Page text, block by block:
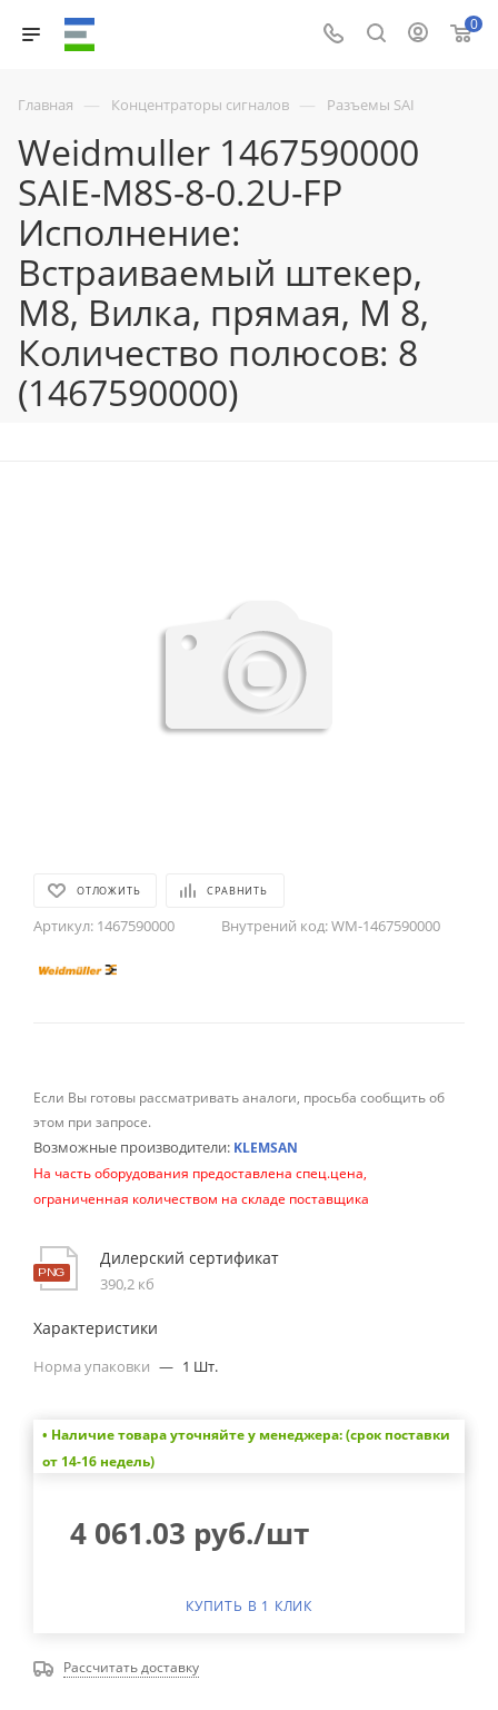
0
Главная — Концентраторы сигналов — Разъемы SAI
Weidmuller 1467590000
SAIE-M8S-8-0.2U-FP
Исполнение:
Встраиваемый штекер,
M8, Вилка, прямая, M 8,
Количество полюсов: 8
(1467590000)
ОТЛОЖИТЬ СРАВНИТЬ
Артикул: 1467590000 Внутрений код:WM-1467590000
Если Вы готовы рассматривать аналоги, просьба сообщить об
этом при запросе.
Возможные производители: KLEMSAN
На часть оборудования предоставлена спец.цена,
ограниченная количеством на складе поставщика
Дилерский сертификат
390,2 кб
Характеристики
Норма упаковки — 1 Шт.
• Наличие товара уточняйте у менеджера: (срок поставки
от 14-16 недель)
4 061.03 руб./шт
КУПИТЬ В 1 КЛИК
Рассчитать доставку